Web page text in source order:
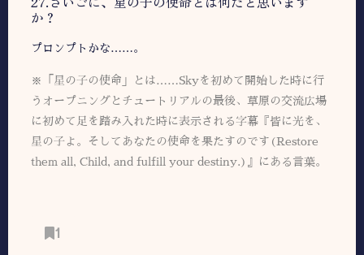
か？
プロンプトかな……。
※「星の子の使命」とは……Skyを初めて開始した時に行
うオープニングとチュートリアルの最後、草原の交流広場
に初めて足を踏み入れた時に表示される字幕『皆に光を、
星の子よ。そしてあなたの使命を果たすのです(Restore
them all, Child, and fulfill your destiny.)』にある言葉。
1